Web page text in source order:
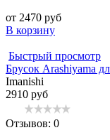
от 2470 руб
В корзину
Быстрый просмотр
Брусок Arashiyama
Imanishi
2910 руб
Отзывов: 0